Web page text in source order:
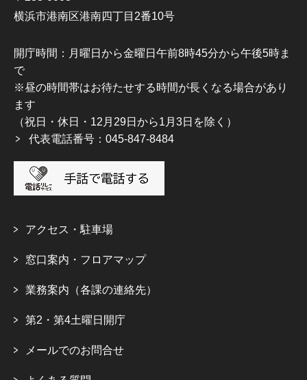
横浜市港南区港南四丁目2番10号
開庁時間：月曜日から金曜日午前8時45分から午後5時ま
で
※昼の時間帯はお待たせする時間が長くなる場合があり
ます
（祝日・休日・12月29日から1月3日を除く）
代表電話番号：045-847-8484
アクセス・駐車場
窓口案内・フロアマップ
業務案内（各課の連絡先）
第2・第4土曜日開庁
メールでのお問合せ